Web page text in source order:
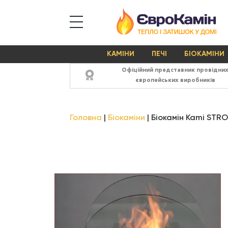
КАМІНИ ПЕЧІ БІОКАМІНИ
Офіційний представник
європейських виробників
Головна Біокаміни Біокамін Kami